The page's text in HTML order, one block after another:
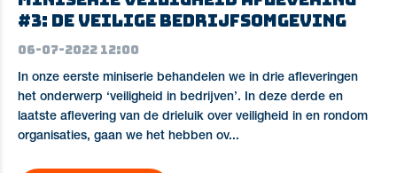
#3: de veilige bedrijfsomgeving
06-07-2022 12:00
In onze eerste miniserie behandelen we in drie afleveringen
het onderwerp ‘veiligheid in bedrijven’. In deze derde en
laatste aflevering van de drieluik over veiligheid in en rondom
organisaties, gaan we het hebben ov...